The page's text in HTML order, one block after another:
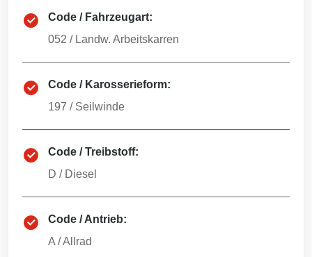
Code / Fahrzeugart:
052 / Landw. Arbeitskarren
Code / Karosserieform:
197 / Seilwinde
Code / Treibstoff:
D / Diesel
Code / Antrieb:
A /Allrad